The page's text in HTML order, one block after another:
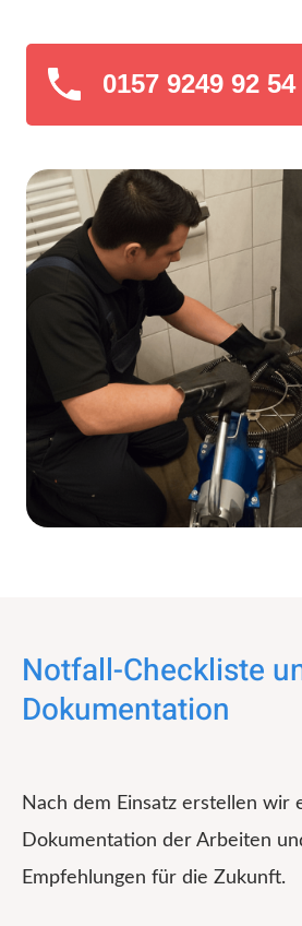
0157 9249 92 54
Notfall-Checkliste
Dokumentation
Nach dem Einsatz erstellen wir
Dokumentation der Arbeiten
Empfehlungen für die Zukunft.